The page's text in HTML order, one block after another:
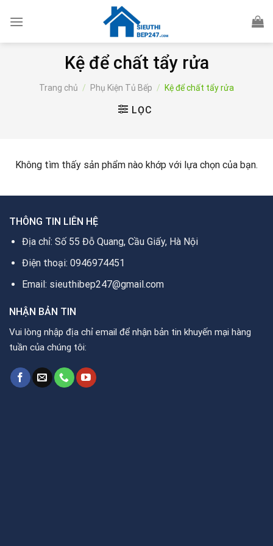
Kệ để chất tẩy rửa
Trang chủ / Phụ Kiện Tủ Bếp / Kệ để chất tẩy rửa
LỌC
Không tìm thấy sản phẩm nào khớp với lựa chọn của bạn.
THÔNG TIN LIÊN HỆ
Địa chỉ: Số 55 Đỗ Quang, Cầu Giấy, Hà Nội
Điện thoại: 0946974451
Email: sieuthibep247@gmail.com
NHẬN BẢN TIN
Vui lòng nhập địa chỉ email để nhận bản tin khuyến mại hàng
tuần của chúng tôi: